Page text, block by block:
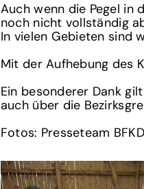
Auch wenn die Pegel in
noch nicht vollständig
In vielen Gebieten sind
Mit der Aufhebung des
Ein besonderer Dank
auch über die
Fotos: Presseteam